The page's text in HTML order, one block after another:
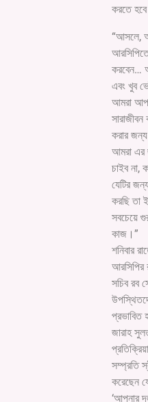
করতে
“আসলে,
করবেন…
এবং খুব
আমরা
করার
আমরা এর
চাইব না,
যেটির
করছি তা
সবচেয়ে
কাজ।”
শনিবার
আরসিপির
সচিব রব
প্রভাবিত
জারাহ
সম্প্রতি
করেছেন
‘আপনার